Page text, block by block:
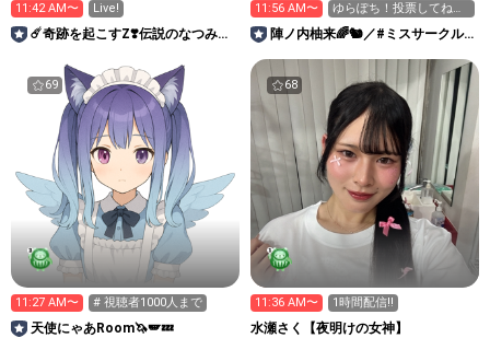
11:42 AM〜 Live!
☄️奇跡を起こすZ❣️伝説のなつみか
11:56 AM〜
ゆらぽち！投票してね🗳
♡
陣ノ内柚来🌈🐿／#ミスサークル
69
11:27 AM〜 # 視聴者1000人まで
天使にゃあRoom🦄🪽💤
68
11:36 AM〜 1時間配信‼️
水瀬さく【夜明けの女神】